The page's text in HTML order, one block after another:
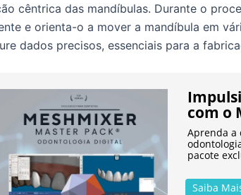
cêntrica das mandíbulas. Durante o
e orienta-o a mover a mandíbula em
dados precisos, essenciais para a
com o
Aprenda a
pacote
Saiba